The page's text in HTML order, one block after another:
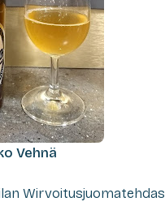
Vehnä
Wirvoitusjuomatehdas